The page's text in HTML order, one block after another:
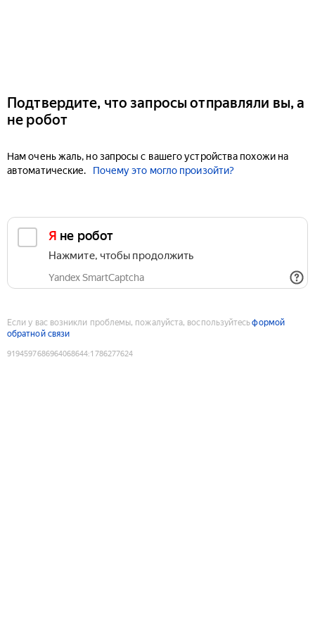
Подтвердите, что запросы отправляли вы, а
не робот
Нам очень жаль, но запросы с вашего устройства похожи на
автоматические.
Почему это могло произойти?
Я не робот
Нажмите, чтобы продолжить
Yandex SmartCaptcha
Если у вас возникли проблемы, пожалуйста, воспользуйтесьформой
обратной связи
9194597686964068644:1786277624